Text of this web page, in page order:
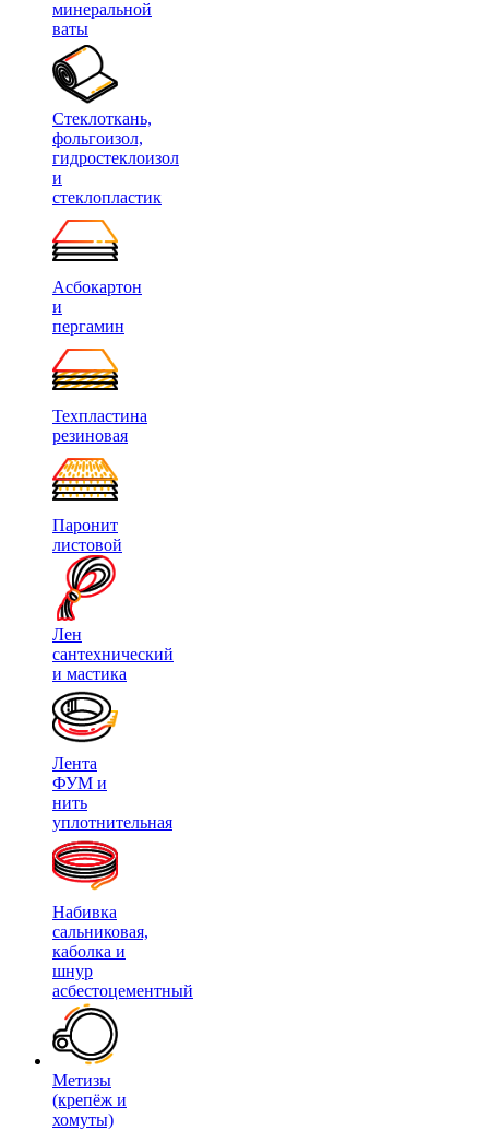
минеральной
ваты
Стеклоткань,
фольгоизол,
гидростеклоизол
и
стеклопластик
Асбокартон
и
пергамин
Техпластина
резиновая
Паронит
листовой
Лен
сантехнический
и мастика
Лента
ФУМ и
нить
уплотнительная
Набивка
сальниковая,
каболка и
шнур
асбестоцементный
Метизы
(крепёж и
хомуты)